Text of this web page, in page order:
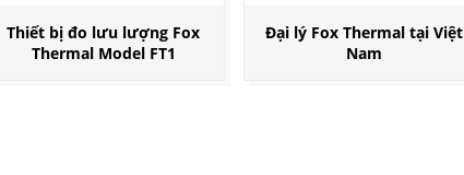
Thiết bị đo lưu lượng Fox
Thermal Model FT1
Đại lý Fox Thermal tại Việt
Nam